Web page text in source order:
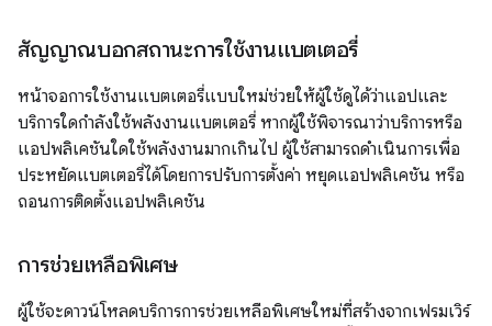
สัญญาณบอกสถานะการใช้งานแบตเตอรี่
หน้าจอการใช้งานแบตเตอรี่แบบใหม่ช่วยให้ผู้ใช้ดูได้ว่าแอปและ
บริการใดกำลังใช้พลังงานแบตเตอรี่ หากผู้ใช้พิจารณาว่าบริการหรือ
แอปพลิเคชันใดใช้พลังงานมากเกินไป ผู้ใช้สามารถดำเนินการเพื่อ
ประหยัดแบตเตอรี่ได้โดยการปรับการตั้งค่า หยุดแอปพลิเคชัน หรือ
ถอนการติดตั้งแอปพลิเคชัน
การช่วยเหลือพิเศษ
ผู้ใช้จะดาวน์โหลดบริการการช่วยเหลือพิเศษใหม่ที่สร้างจากเฟรมเวิร์